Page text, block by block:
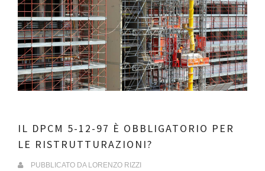
IL DPCM 5-12-97 È OBBLIGATORIO PER
LE RISTRUTTURAZIONI?
PUBBLICATO DA LORENZO RIZZI